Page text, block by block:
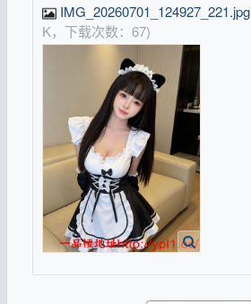
IMG_20260701_124927_221.jpg
K，下载次数：67)